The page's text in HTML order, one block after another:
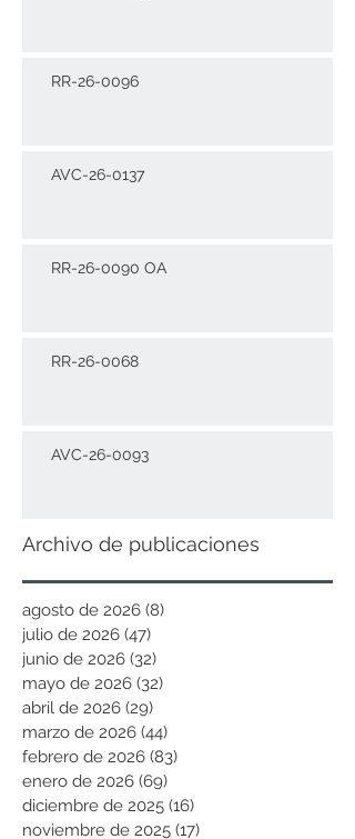
RR-26-0096
AVC-26-0137
RR-26-0090 OA
RR-26-0068
AVC-26-0093
Archivo de publicaciones
agosto de 2026 (8)
julio de 2026 (47)
junio de 2026 (32)
mayo de 2026 (32)
abril de 2026 (29)
marzo de 2026 (44)
febrero de 2026 (83)
enero de 2026 (69)
diciembre de 2025 (16)
noviembre de 2025 (17)